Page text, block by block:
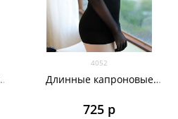
4052
Длинные капроновые
725 р